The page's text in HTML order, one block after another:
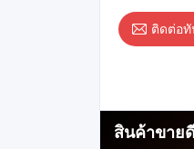
ติดต่อ
สินค้าขาย